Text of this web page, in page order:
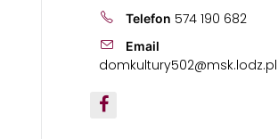
Telefon 574 190 682
Email
domkultury502@msk.lodz.pl